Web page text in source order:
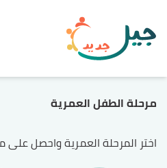
مرحلة الطفل العمرية
اختر المرحلة العمرية واحصل